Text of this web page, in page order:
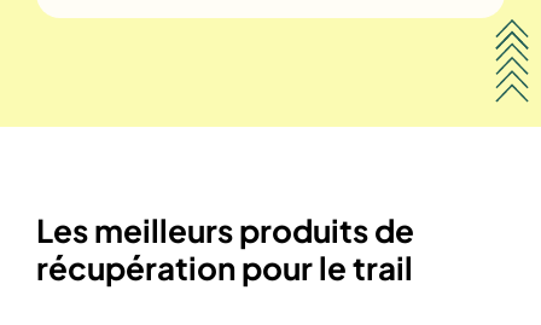
Les meilleurs produits de
récupération pour le trail